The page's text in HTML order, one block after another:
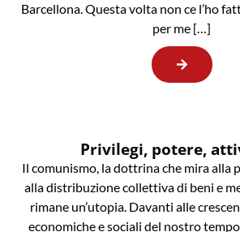
Barcellona. Questa volta non ce l’ho
per me […]
Privilegi, potere,
Il comunismo, la dottrina che mira alla
alla distribuzione collettiva di beni e
rimane un’utopia. Davanti alle
economiche e sociali del nostro